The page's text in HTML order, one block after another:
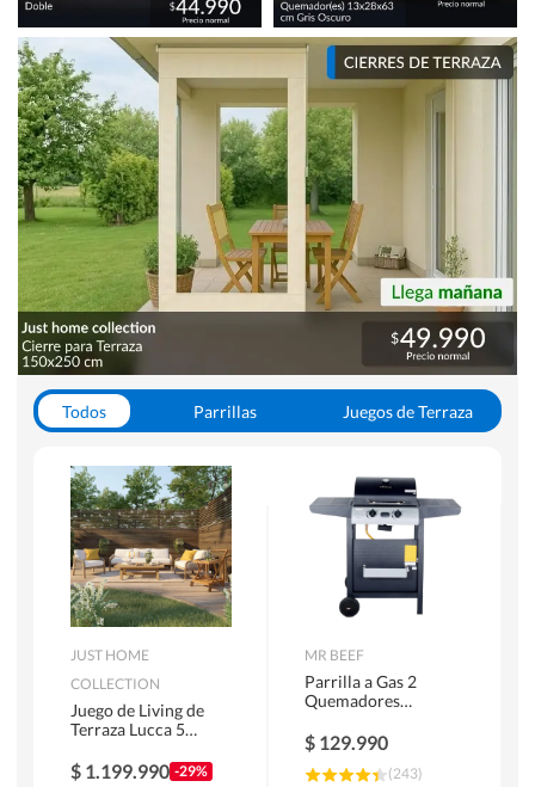
Todos Parrillas
Juegos de Terraza
JUST HOME
COLLECTION
Juego de Living de
Terraza Lucca 5
$ 1.199.990 -29%
MR BEEF
Parrilla a Gas 2
Quemadores
$ 129.990
(243)